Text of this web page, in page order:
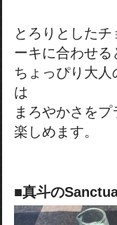
とろりとした
ーキに合わせる
ちょっぴり大
は
まろやかさを
楽しめます。
■真斗の